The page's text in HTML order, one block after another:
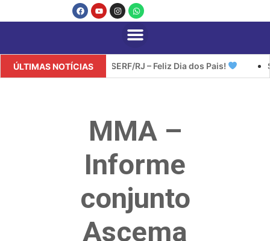
ÚLTIMAS NOTÍCIASSINDISERF/RJ – Feliz Dia dos Pais!
MMA –
Informe
conjunto
Ascema